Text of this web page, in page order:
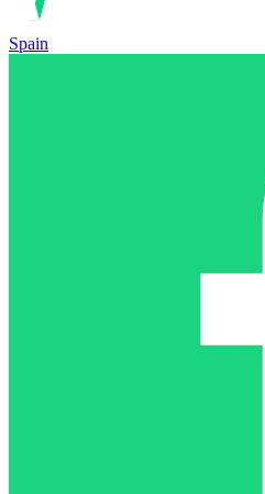
Spain